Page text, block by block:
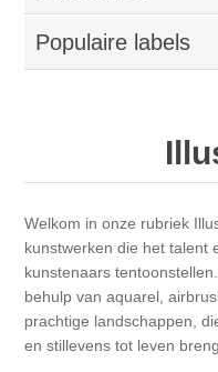
Week 31
Andere afbeeldingen
T-shirts
Canvas
Stompkaarsen
Diamond paintings
Landschap
Magic
Personen
Alcohol ink
Josephiena's
Gummiapan
Opruiming
Inspiratie
Populaire labels
Welkom in onze rubriek
kunstwerken die het talent
kunstenaars
behulp van aquarel,
prachtige landschappen,
en stillevens tot leven